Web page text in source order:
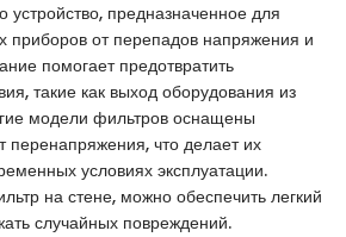
предназначенное для
приборов от перепадов напряжения и
помогает предотвратить
такие как выход оборудования из
модели фильтров оснащены
что делает их
условиях эксплуатации.
на стене, можно обеспечить легкий
случайных повреждений.